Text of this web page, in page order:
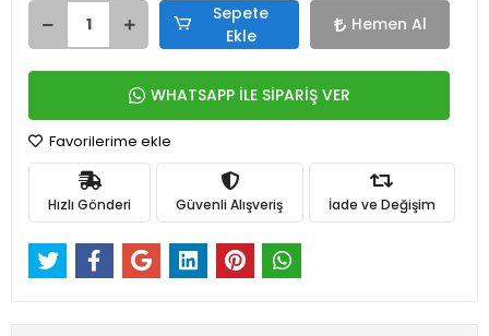
Sepete
Ekle
Hemen Al
WHATSAPP İLE SİPARİŞ VER
Favorilerime ekle
Hızlı Gönderi Güvenli Alışveriş İade ve Değişim